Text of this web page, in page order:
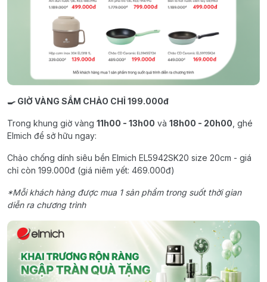
🍳 GIỜ VÀNG SẮM CHẢO CHỈ 199.000đ
Trong khung giờ vàng 11h00 - 13h00 và 18h00 - 20h00 , ghé
Elmich để sở hữu ngay:
Chảo chống dính siêu bền Elmich EL5942SK20 size 20cm - giá
chỉ còn 199.000đ (giá niêm yết: 469.000đ)
*Mỗi khách hàng được mua 1 sản phẩm trong suốt thời gian
diễn ra chương trình